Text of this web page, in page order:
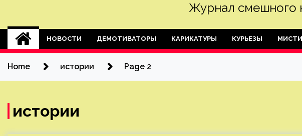
Журнал смешного
НОВОСТИ ДЕМОТИВАТОРЫ КАРИКАТУРЫ КУРЬЕЗЫ
Home истории Page 2
истории